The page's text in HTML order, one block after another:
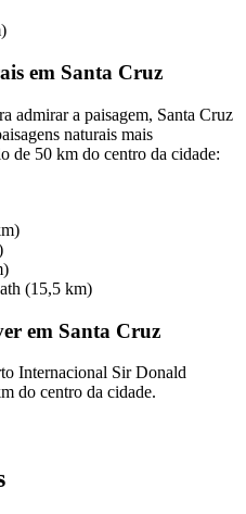
em Santa Cruz
admirar a paisagem, Santa Cruz
naturais mais
de 50 km do centro da cidade:
(15,5 km)
em Santa Cruz
Internacional Sir Donald
do centro da cidade.